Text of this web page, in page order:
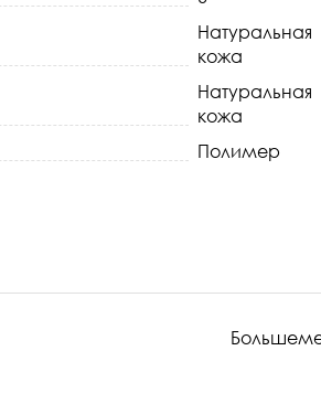
Натуральная
кожа
Натуральная
кожа
Полимер